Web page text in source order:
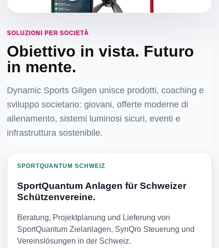
SOLUZIONI PER SOCIETÀ
Obiettivo in vista. Futuro
in mente.
Dynamic Sports Gilgen unisce prodotti, coaching e
sviluppo societario: giovani, offerte moderne di
allenamento, sistemi luminosi sicuri, eventi e
infrastruttura sostenibile.
SPORTQUANTUM SCHWEIZ
SportQuantum Anlagen für Schweizer
Schützenvereine.
Beratung, Projektplanung und Lieferung von
SportQuantum Zielanlagen, SynQro Steuerung und
Vereinslösungen in der Schweiz.